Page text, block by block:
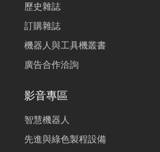
達智能預診應用
勝崴
士進
乙方
許銘翔
監測技術
張永聖 王俊傑
歷史雜誌
訂購雜誌
機器人與工具機叢書
廣告合作洽詢
影音專區
智慧機器人
先進與綠色製程設備